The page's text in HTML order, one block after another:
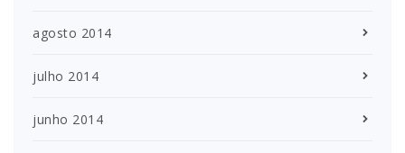
agosto 2014
julho 2014
junho 2014